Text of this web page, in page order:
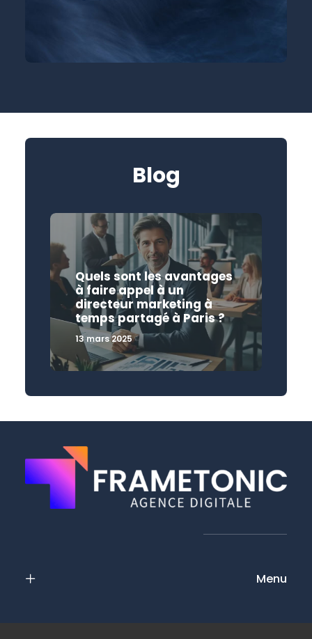
Blog
Quels sont les avantages
à faire appel à un
directeur marketing à
temps partagé à Paris ?
13 mars 2025
Menu